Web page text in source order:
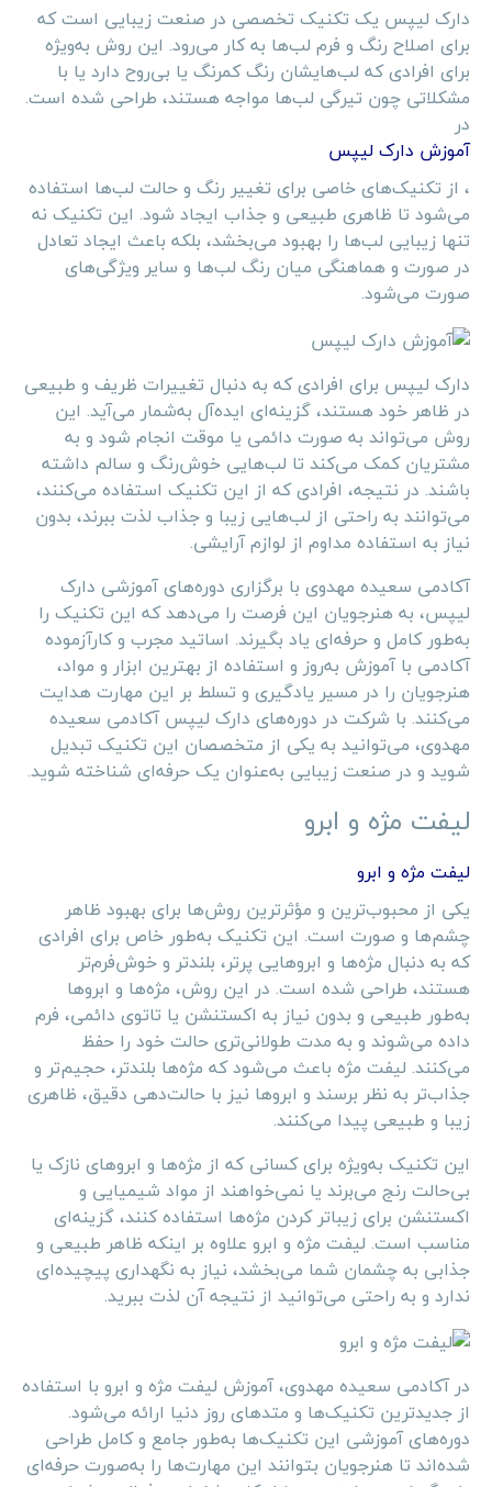
دارک لیپس یک تکنیک تخصصی در صنعت زیبایی است که
برای اصلاح رنگ و فرم لب‌ها به کار می‌رود. این روش به‌ویژه
برای افرادی که لب‌هایشان رنگ کمرنگ یا بی‌روح دارد یا با
مشکلاتی چون تیرگی لب‌ها مواجه هستند، طراحی شده است.
در
آموزش دارک لیپس
، از تکنیک‌های خاصی برای تغییر رنگ و حالت لب‌ها استفاده
می‌شود تا ظاهری طبیعی و جذاب ایجاد شود. این تکنیک نه
تنها زیبایی لب‌ها را بهبود می‌بخشد، بلکه باعث ایجاد تعادل
در صورت و هماهنگی میان رنگ لب‌ها و سایر ویژگی‌های
صورت می‌شود.
دارک لیپس برای افرادی که به دنبال تغییرات ظریف و طبیعی
در ظاهر خود هستند، گزینه‌ای ایده‌آل به‌شمار می‌آید. این
روش می‌تواند به صورت دائمی یا موقت انجام شود و به
مشتریان کمک می‌کند تا لب‌هایی خوش‌رنگ و سالم داشته
باشند. در نتیجه، افرادی که از این تکنیک استفاده می‌کنند،
می‌توانند به راحتی از لب‌هایی زیبا و جذاب لذت ببرند، بدون
نیاز به استفاده مداوم از لوازم آرایشی.
آکادمی سعیده مهدوی با برگزاری دوره‌های آموزشی دارک
لیپس، به هنرجویان این فرصت را می‌دهد که این تکنیک را
به‌طور کامل و حرفه‌ای یاد بگیرند. اساتید مجرب و کارآزموده
آکادمی با آموزش به‌روز و استفاده از بهترین ابزار و مواد،
هنرجویان را در مسیر یادگیری و تسلط بر این مهارت هدایت
می‌کنند. با شرکت در دوره‌های دارک لیپس آکادمی سعیده
مهدوی، می‌توانید به یکی از متخصصان این تکنیک تبدیل
شوید و در صنعت زیبایی به‌عنوان یک حرفه‌ای شناخته شوید.
لیفت مژه و ابرو
لیفت مژه و ابرو
یکی از محبوب‌ترین و مؤثرترین روش‌ها برای بهبود ظاهر
چشم‌ها و صورت است. این تکنیک به‌طور خاص برای افرادی
که به دنبال مژه‌ها و ابروهایی پرتر، بلندتر و خوش‌فرم‌تر
هستند، طراحی شده است. در این روش، مژه‌ها و ابروها
به‌طور طبیعی و بدون نیاز به اکستنشن یا تاتوی دائمی، فرم
داده می‌شوند و به مدت طولانی‌تری حالت خود را حفظ
می‌کنند. لیفت مژه باعث می‌شود که مژه‌ها بلندتر، حجیم‌تر و
جذاب‌تر به نظر برسند و ابروها نیز با حالت‌دهی دقیق، ظاهری
زیبا و طبیعی پیدا می‌کنند.
این تکنیک به‌ویژه برای کسانی که از مژه‌ها و ابروهای نازک یا
بی‌حالت رنج می‌برند یا نمی‌خواهند از مواد شیمیایی و
اکستنشن برای زیباتر کردن مژه‌ها استفاده کنند، گزینه‌ای
مناسب است. لیفت مژه و ابرو علاوه بر اینکه ظاهر طبیعی و
جذابی به چشمان شما می‌بخشد، نیاز به نگهداری پیچیده‌ای
ندارد و به راحتی می‌توانید از نتیجه آن لذت ببرید.
در آکادمی سعیده مهدوی، آموزش لیفت مژه و ابرو با استفاده
از جدیدترین تکنیک‌ها و متدهای روز دنیا ارائه می‌شود.
دوره‌های آموزشی این تکنیک‌ها به‌طور جامع و کامل طراحی
شده‌اند تا هنرجویان بتوانند این مهارت‌ها را به‌صورت حرفه‌ای